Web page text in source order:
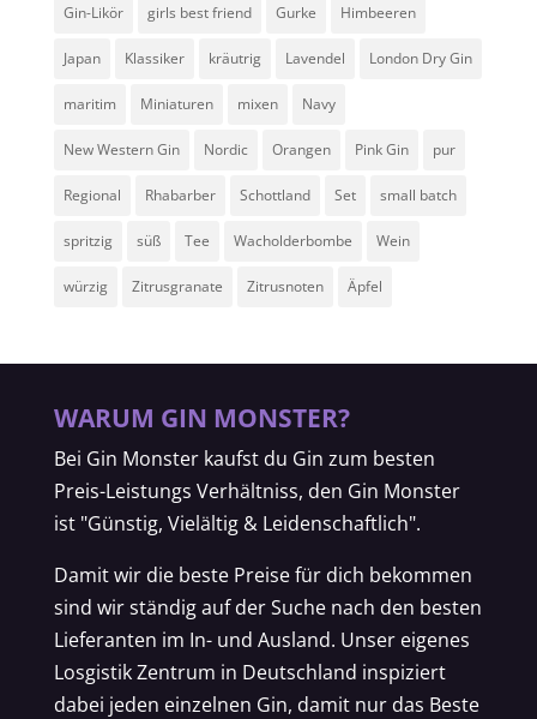
Gin-Likör girls best friend Gurke Himbeeren
Japan Klassiker kräutrig Lavendel London Dry Gin
maritim Miniaturen mixen Navy
New Western Gin Nordic Orangen Pink Gin pur
Regional Rhabarber Schottland Set small batch
spritzig süß Tee Wacholderbombe Wein
würzig Zitrusgranate Zitrusnoten Äpfel
WARUM GIN MONSTER?
Bei Gin Monster kaufst du Gin zum besten
Preis-Leistungs Verhältniss, den Gin Monster
ist "Günstig, Vielältig & Leidenschaftlich".
Damit wir die beste Preise für dich bekommen
sind wir ständig auf der Suche nach den besten
Lieferanten im In- und Ausland. Unser eigenes
Losgistik Zentrum in Deutschland inspiziert
dabei jeden einzelnen Gin, damit nur das Beste